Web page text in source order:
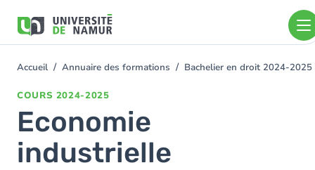
contenu
You
Accueil Annuaire des formations Bachelier en droit 2024-2025
COURS 2024-2025
Economie
industrielle